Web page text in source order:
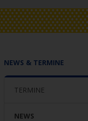
NEWS & TERMINE
TERMINE
NEWS